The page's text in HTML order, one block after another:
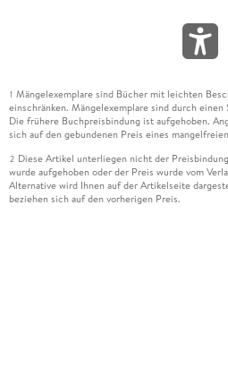
1 Mängelexemplare sind Bücher mit leichten
einschränken. Mängelexemplare sind durch
Die frühere Buchpreisbindung ist aufgehoben.
sich auf den gebundenen Preis eines
2 Diese Artikel unterliegen nicht der
wurde aufgehoben oder der Preis wurde vom
Alternative wird Ihnen auf der Artikelseite
beziehen sich auf den vorherigen Preis.